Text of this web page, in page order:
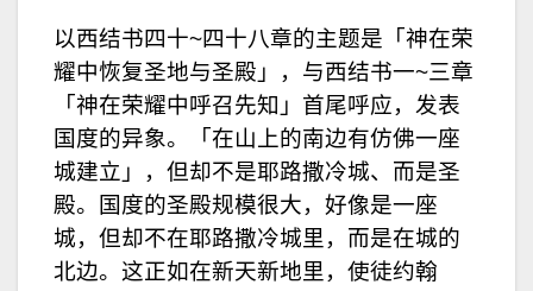
以西结书四十~四十八章的主题是「神在荣
耀中恢复圣地与圣殿」，与西结书一~三章
「神在荣耀中呼召先知」首尾呼应，发表
国度的异象。「在山上的南边有仿佛一座
城建立」，但却不是耶路撒冷城、而是圣
殿。国度的圣殿规模很大，好像是一座
城，但却不在耶路撒冷城里，而是在城的
北边。这正如在新天新地里，使徒约翰